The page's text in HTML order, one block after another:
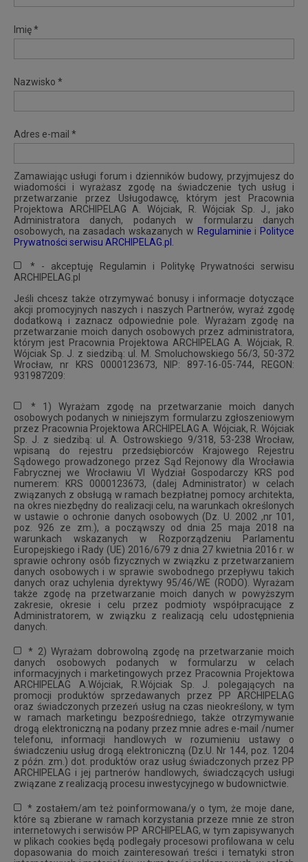
Imię *
Nazwisko *
Adres e-mail *
Zamawiając usługi forum i dzienników budowy, przyjmujesz do
wiadomości i wyrażasz zgodę na świadczenie tych usług i
przetwarzanie przez Usługodawcę, którym jest Pracownia
Projektowa ARCHIPELAG A. Wójciak, R. Wójciak Sp. J., jako
Administratora danych, podanych w formularzu danych
osobowych, na zasadach wskazanych w Regulaminie i Polityce
Prywatności serwisu ARCHIPELAG.pl.
* - akceptuję Regulamin i Politykę Prywatności serwisu
ARCHIPELAG.pl
Jeśli chcesz także otrzymywać bonusy i informacje dotyczące
akcji promocyjnych naszych i naszych Partnerów, wyraź zgodę
dodatkową i zaznacz odpowiednie pole. Wyrażam zgodę na
przetwarzanie moich danych osobowych przez administratora,
którym jest Pracownia Projektowa ARCHIPELAG A. Wójciak, R.
Wójciak Sp. J. z siedzibą: ul. M. Smoluchowskiego 56/3, 50-372
Wrocław, nr KRS 0000123673, NIP: 897-16-05-744, REGON:
931987209:
* 1) Wyrażam zgodę na przetwarzanie moich danych
osobowych podanych w niniejszym formularzu zgłoszeniowym
przez Pracownia Projektowa ARCHIPELAG A. Wójciak, R. Wójciak
Sp. J. z siedzibą: ul. A. Ostrowskiego 9/318, 53-238 Wrocław,
wpisaną do rejestru przedsiębiorców Krajowego Rejestru
Sądowego prowadzonego przez Sąd Rejonowy dla Wrocławia
Fabrycznej we Wrocławiu VI Wydział Gospodarczy KRS pod
numerem: KRS 0000123673, (dalej Administrator) w celach
związanych z obsługą w ramach bezpłatnej pomocy architekta,
na okres niezbędny do realizacji celu, na warunkach określonych
w ustawie o ochronie danych osobowych (Dz. U. 2002 ,nr 101,
poz. 926 ze zm.), a począwszy od dnia 25 maja 2018 na
warunkach wskazanych w Rozporządzeniu Parlamentu
Europejskiego i Rady (UE) 2016/679 z dnia 27 kwietnia 2016 r. w
sprawie ochrony osób fizycznych w związku z przetwarzaniem
danych osobowych i w sprawie swobodnego przepływu takich
danych oraz uchylenia dyrektywy 95/46/WE (RODO). Wyrażam
także zgodę na przetwarzanie moich danych w powyższym
zakresie, okresie i celu przez podmioty współpracujące z
Administratorem, w związku z realizacją celu udostępnienia
danych.
* 2) Wyrażam dobrowolną zgodę na przetwarzanie moich
danych osobowych podanych w formularzu w celach
informacyjnych i marketingowych przez Pracownia Projektowa
ARCHIPELAG A.Wójciak, R.Wójciak Sp. J. polegających na
promocji produktów sprzedawanych przez PP ARCHIPELAG
oraz świadczonych przezeń usług na czas nieokreślony, w tym
w ramach marketingu bezpośredniego, także otrzymywanie
drogą elektroniczną na podany przez mnie adres e-mail /numer
telefonu, informacji handlowych w rozumieniu ustawy o
świadczeniu usług drogą elektroniczną (Dz.U. Nr 144, poz. 1204
z późn. zm.) dot. produktów oraz usług świadczonych przez PP
ARCHIPELAG i jej partnerów handlowych, świadczących usługi
związane z realizacją procesu inwestycyjnego w budownictwie.
* zostałem/am też poinformowana/y o tym, że moje dane,
które są zbierane w ramach korzystania przeze mnie ze stron
internetowych i serwisów PP ARCHIPELAG, w tym zapisywanych
w plikach cookies będą podlegały procesowi profilowana w celu
dopasowania do moich zainteresowań treści i tematyki stron